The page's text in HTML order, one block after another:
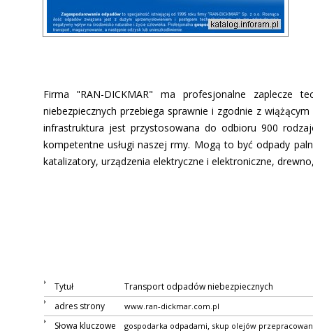
Firma "RAN-DICKMAR" ma profesjonalne zaplecze
niebezpiecznych przebiega sprawnie i zgodnie z
infrastruktura jest przystosowana do odbioru 900
kompetentne usługi naszej firmy. Mogą to być odpady
katalizatory, urządzenia elektryczne i elektroniczne,
Tytuł
Transport odpadów niebezpiecznych
adres strony
www.ran-dickmar.com.pl
Słowa kluczowe gospodarka odpadami, skup olejów